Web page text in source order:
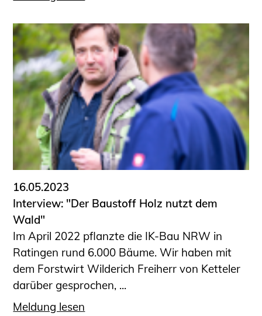
16.05.2023
Interview: "Der Baustoff Holz nutzt dem
Wald"
Im April 2022 pflanzte die IK-Bau NRW in
Ratingen rund 6.000 Bäume. Wir haben mit
dem Forstwirt Wilderich Freiherr von Ketteler
darüber gesprochen, ...
Meldung lesen